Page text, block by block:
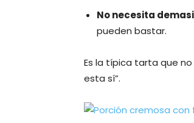
No necesita
pueden bastar.
Es la típica tarta que
esta sí”.